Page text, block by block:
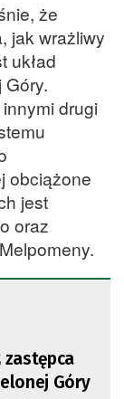
że
jak wrażliwy
układ
drugi
obciążone
jest
oraz
zastępca
Góry